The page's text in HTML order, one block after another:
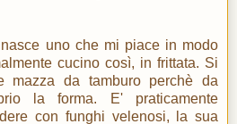
uno che mi piace in modo
cucino così, in frittata. Si
mazza da tamburo perchè da
la forma. E' praticamente
con funghi velenosi, la sua